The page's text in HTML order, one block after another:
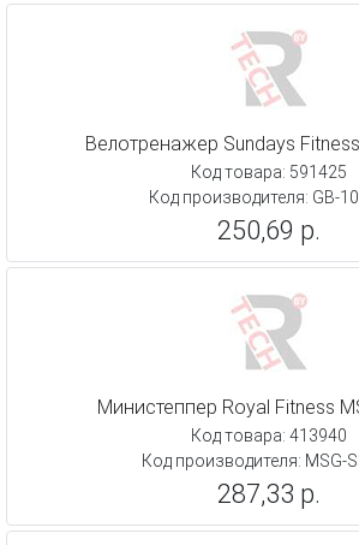
Велотренажер Sundays
Код товара: 591425
Код производителя: GB-
250,69 р.
Министеппер Royal Fitness
Код товара: 413940
Код производителя: MSG-
287,33 р.